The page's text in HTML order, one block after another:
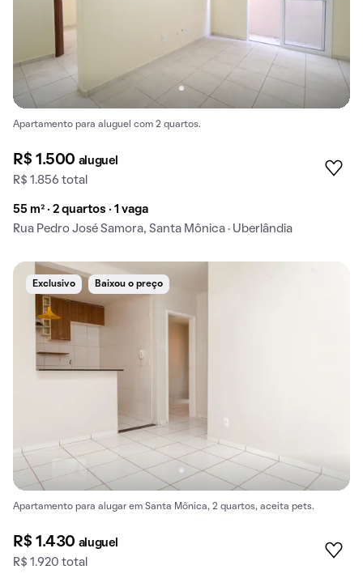
Apartamento para aluguel com 2 quartos.
R$ 1.500 aluguel
R$ 1.856 total
55 m² · 2 quartos · 1 vaga
Rua Pedro José Samora, Santa Mônica · Uberlândia
Exclusivo Baixou o preço
Apartamento para alugar em Santa Mônica, 2 quartos, aceita pets.
R$ 1.430 aluguel
R$ 1.920 total